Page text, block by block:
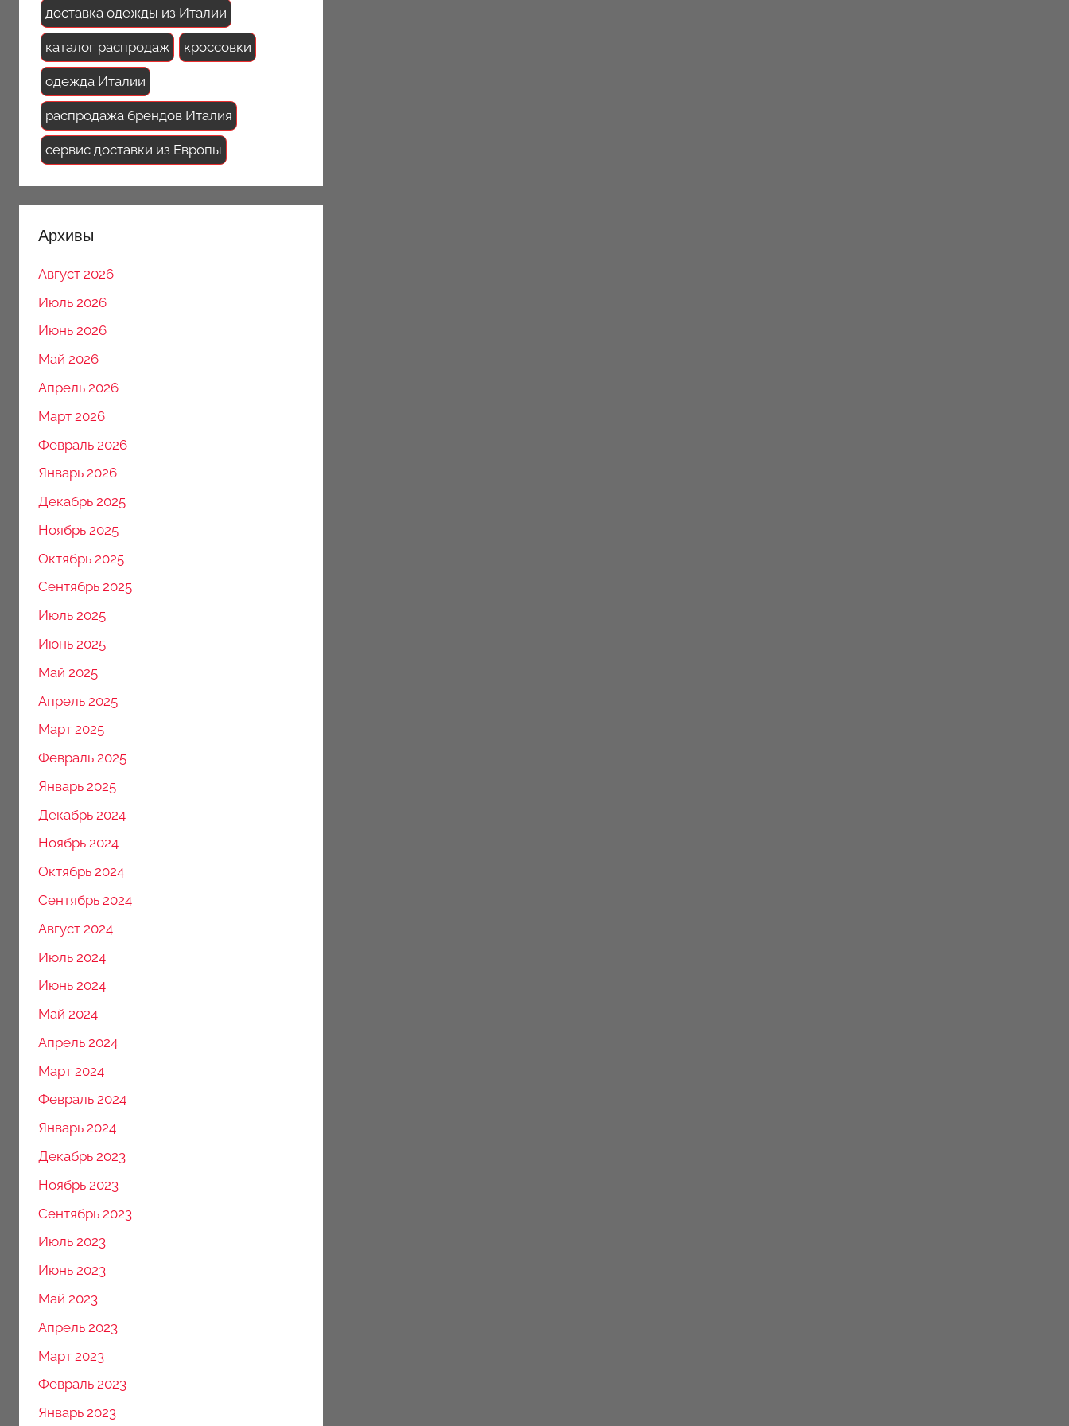
доставка одежды из Италии
каталог распродаж кроссовки
одежда Италии
распродажа брендов Италия
сервис доставки из Европы
Архивы
Август 2026
Июль 2026
Июнь 2026
Май 2026
Апрель 2026
Март 2026
Февраль 2026
Январь 2026
Декабрь 2025
Ноябрь 2025
Октябрь 2025
Сентябрь 2025
Июль 2025
Июнь 2025
Май 2025
Апрель 2025
Март 2025
Февраль 2025
Январь 2025
Декабрь 2024
Ноябрь 2024
Октябрь 2024
Сентябрь 2024
Август 2024
Июль 2024
Июнь 2024
Май 2024
Апрель 2024
Март 2024
Февраль 2024
Январь 2024
Декабрь 2023
Ноябрь 2023
Сентябрь 2023
Июль 2023
Июнь 2023
Май 2023
Апрель 2023
Март 2023
Февраль 2023
Январь 2023